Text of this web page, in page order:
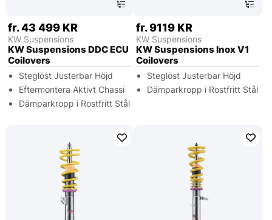
fr. 43 499 KR
KW Suspensions
KW Suspensions DDC ECU
Coilovers
Steglöst Justerbar Höjd
Eftermontera Aktivt Chassi
Dämparkropp i Rostfritt Stål
fr. 9119 KR
KW Suspensions
KW Suspensions Inox V1
Coilovers
Steglöst Justerbar Höjd
Dämparkropp i Rostfritt Stål